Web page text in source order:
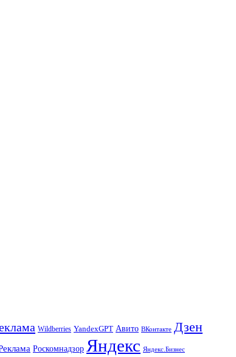
Wildberries YandexGPT Авито ВКонтакте Дзен
Роскомнадзор Яндекс Яндекс.Бизнес